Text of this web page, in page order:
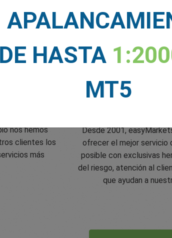
2001
a sus clientes
nos hemos
clientes los
más
Calificación de
Desde 2001,
ofrecer el mejor servicio
posible con exclusivas
del riesgo, atención al
que ayudan a
DE HASTA
MT5